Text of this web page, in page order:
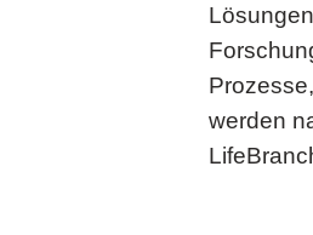
werden